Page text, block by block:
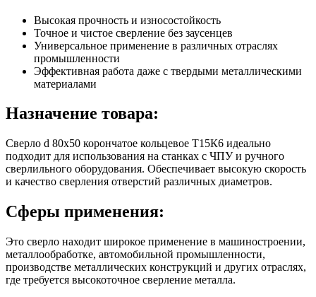
Высокая прочность и износостойкость
Точное и чистое сверление без заусенцев
Универсальное применение в различных отраслях
промышленности
Эффективная работа даже с твердыми металлическими
материалами
Назначение товара:
Сверло d 80х50 корончатое кольцевое Т15К6 идеально
подходит для использования на станках с ЧПУ и ручного
сверлильного оборудования. Обеспечивает высокую скорость
и качество сверления отверстий различных диаметров.
Сферы применения:
Это сверло находит широкое применение в машиностроении,
металлообработке, автомобильной промышленности,
производстве металлических конструкций и других отраслях,
где требуется высокоточное сверление металла.